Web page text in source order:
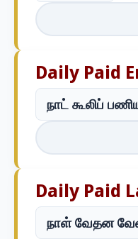
Daily Paid
நாட் கூலிப்
Daily Paid
நாள் வேதன